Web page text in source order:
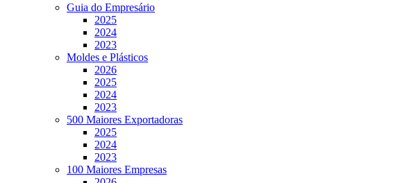
Guia do Empresário
2025
2024
2023
Moldes e Plásticos
2026
2025
2024
2023
500 Maiores Exportadoras
2025
2024
2023
100 Maiores Empresas